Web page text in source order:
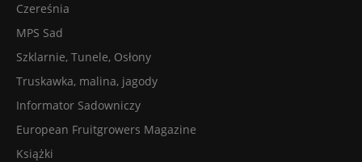
Czereśnia
MPS Sad
Szklarnie, Tunele, Osłony
Truskawka, malina, jagody
Informator Sadowniczy
European Fruitgrowers Magazine
Książki